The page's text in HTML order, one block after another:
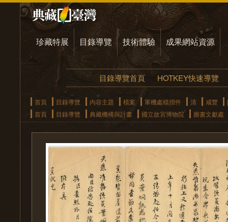
珍藏特展 目錄導覽 技術體驗 成果網站資源
目錄導覽首頁 HOTKEY快速導覽
首頁 目錄導覽 內容主題 檔案 軍機處檔摺件 清 咸豐
首頁
目錄導覽 典藏機構與計畫 國立故宮博物院 圖書文獻處